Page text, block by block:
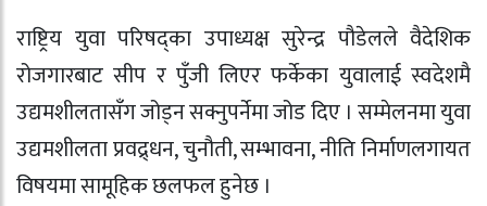
राष्ट्रिय युवा परिषद्का उपाध्यक्ष सुरेन्द्र पौडेलले वैदेशिक
रोजगारबाट सीप र पुँजी लिएर फर्केका युवालाई स्वदेशमै
उद्यमशीलतासँग जोड्न सक्नुपर्नेमा जोड दिए । सम्मेलनमा युवा
उद्यमशीलता प्रवद्र्धन, चुनौती, सम्भावना, नीति निर्माणलगायत
विषयमा सामूहिक छलफल हुनेछ ।